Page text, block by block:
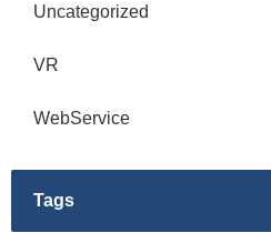
Uncategorized
VR
WebService
Tags